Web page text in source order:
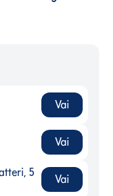
(ma non lo
Vai
Vai
5 campi-
5
Vai